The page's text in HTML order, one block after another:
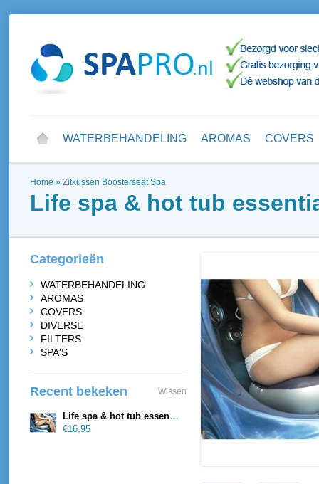
WATERBEHANDELING AROMAS COVERS
Home » Zitkussen Boosterseat Spa
Life spa & hot tub
Categorieën
WATERBEHANDELING
AROMAS
COVERS
DIVERSE
FILTERS
SPA'S
Recent bekeken Wissen
Life spa & hot tub essentials Zitkussen Boosterseat Spa
€16,95